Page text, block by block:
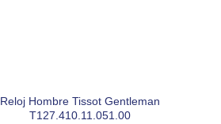
Reloj Hombre Tissot Gentleman
T127.410.11.051.00